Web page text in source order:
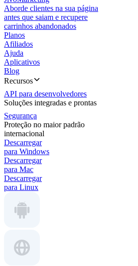
Aborde clientes na sua página
antes que saiam e recupere
carrinhos abandonados
Planos
Afiliados
Ajuda
Aplicativos
Blog
Recursos
API para desenvolvedores
Soluções integradas e prontas
Segurança
Proteção no maior padrão
internacional
Descarregar
para Windows
Descarregar
para Mac
Descarregar
para Linux